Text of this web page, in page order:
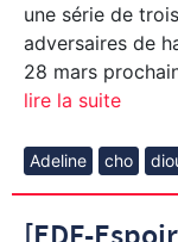
une série de
adversaires de
28 mars
lire la suite
Adeline cho